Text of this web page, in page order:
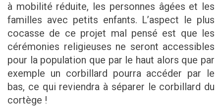
à mobilité réduite, les personnes âgées et les
familles avec petits enfants. L’aspect le plus
cocasse de ce projet mal pensé est que les
cérémonies religieuses ne seront accessibles
pour la population que par le haut alors que par
exemple un corbillard pourra accéder par le
bas, ce qui reviendra à séparer le corbillard du
cortège !